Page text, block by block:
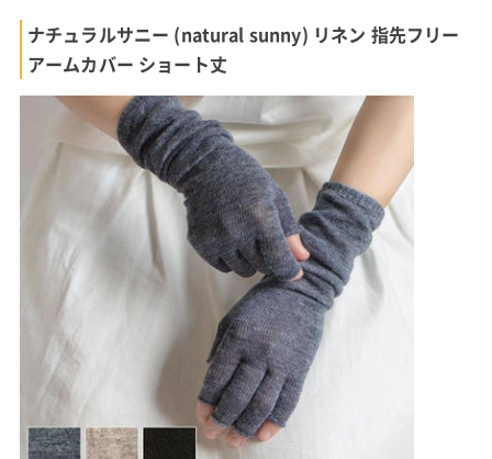
ナチュラルサニー (natural sunny) リネン 指先フリー
アームカバー ショート丈